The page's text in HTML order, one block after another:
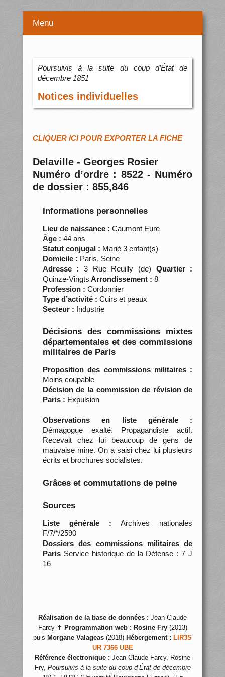
Menu
Poursuivis à la suite du coup d’État de
décembre 1851
Notices individuelles
CLIQUER ICI POUR EXPORTER LA FICHE
Delaville - Georges Rosier
Numéro d’ordre : 8522 - Numéro
de dossier : 855,846
Informations personnelles
Lieu de naissance : Caumont Eure
Âge : 44 ans
Statut conjugal : Marié 3 enfant(s)
Domicile : Paris, Seine
Adresse : 3 Rue Reuilly (de) Quartier :
Quinze-Vingts Arrondissement : 8
Profession : Cordonnier
Type d’activité : Cuirs et peaux
Secteur : Industrie
Décisions des commissions mixtes
départementales et des commissions
militaires de Paris
Proposition des commissions militaires :
Moins coupable
Décision de la commission de révision de
Paris : Expulsion
Observations en liste générale :
Démagogue exalté. Propagandiste actif.
Recevait chez lui beaucoup de gens de
mauvaise mine. On a saisi chez lui plusieurs
écrits et brochures socialistes.
Grâces et commutations de peine
Sources
Liste générale : Archives nationales
F/7/*/2590
Dossiers des commissions militaires de
ParisService historique de la Défense : 7 J
16
Réalisation de la base de données : Jean-Claude
Farcy ✝ Programmation web : Rosine Fry(2013)
puis Morgane Valageas (2018) Hébergement : LIR3S
UR 7366 UBE
Référence électronique : Jean-Claude Farcy, Rosine
Fry, Poursuivis à la suite du coup d’État de décembre